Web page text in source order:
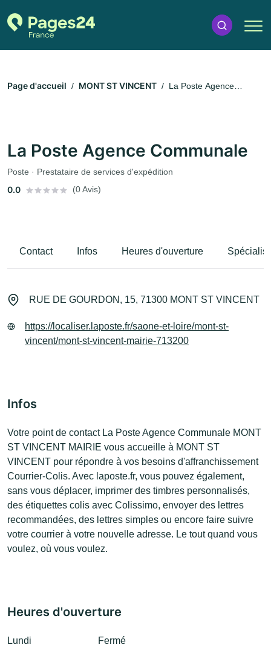
Page d'accueil MONT ST VINCENT
La Poste Agence
La Poste Agence Communale
Poste · Prestataire de services d'expédition
0.0 (0 Avis)
Contact Infos Heures d'ouverture
RUE DE GOURDON, 15, 71300 MONT ST VINCENT
https://localiser.laposte.fr/saone-et-loire/mont-st-
vincent/mont-st-vincent-mairie-713200
Infos
Votre point de contact La Poste Agence Communale MONT
ST VINCENT MAIRIE vous accueille à MONT ST
VINCENT pour répondre à vos besoins d'affranchissement
Courrier-Colis. Avec laposte.fr, vous pouvez également,
sans vous déplacer, imprimer des timbres personnalisés,
des étiquettes colis avec Colissimo, envoyer des lettres
recommandées, des lettres simples ou encore faire suivre
votre courrier à votre nouvelle adresse. Le tout quand vous
voulez, où vous voulez.
Heures d'ouverture
Lundi Fermé